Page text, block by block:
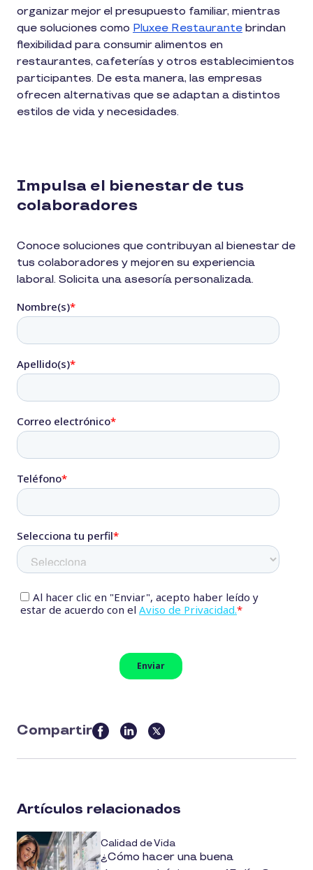
organizar mejor el presupuesto familiar, mientras
que soluciones como Pluxee Restaurante brindan
flexibilidad para consumir alimentos en
restaurantes, cafeterías y otros establecimientos
participantes. De esta manera, las empresas
ofrecen alternativas que se adaptan a distintos
estilos de vida y necesidades.
Impulsa el bienestar de tus
colaboradores
Conoce soluciones que contribuyan al bienestar de
tus colaboradores y mejoren su experiencia
laboral. Solicita una asesoría personalizada.
Compartir
this
article
social
media
Artículos relacionados
Calidad de Vida
¿Cómo hacer una buena